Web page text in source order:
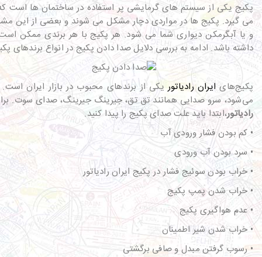
پکیج یکی از سیستم های گرمایشی پر استفاده در ساختمان ها است که
می گیرد. پکیج ها در مواردی دچار مشکل می شوند و بعضی از این
و یا آبگرمکن دیواری شما می شود. هر پکیج با هر برندی ممکن
داشته باشد. ادامه به بررسی دلایل صدا دادن پکیج در انواع برندهای
پکیج‌های ایران رادیاتوریکی از برندهای محبوب در بازار ایران
می‌شود، سرو صدایی همانند تق تق، جیرینگ جیرینگ، صدای سوت.
رادیاتور،ابتدا باید علت صدای پکیج را پیدا کنید.
• کم بودن فشار ورودی آب
• سرد بودن آب ورودی
• خراب بودن سوئیج فشار در پکیج ایران رادیاتور
• خراب شدن پمپ پکیج
• عدم هواگیری پکیج
• خراب شدن شیر اطمینان
• رسوب گرفتن مبدل و صافی برگشتی